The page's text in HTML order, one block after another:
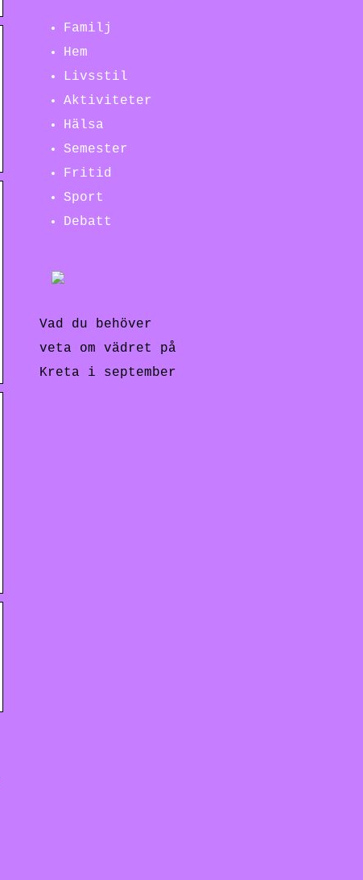
Familj
Hem
Livsstil
Aktiviteter
Hälsa
Semester
Fritid
Sport
Debatt
Vad du behöver
veta om vädret på
Kreta i september